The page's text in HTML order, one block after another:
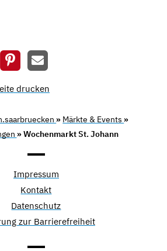
drucken
» Märkte & Events »
» Wochenmarkt St. Johann
Impressum
Kontakt
Datenschutz
zur Barrierefreiheit